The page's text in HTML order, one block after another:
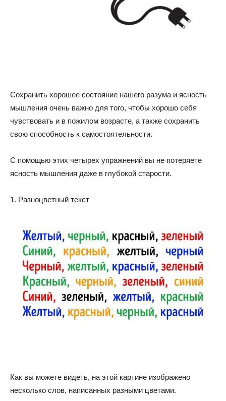
Сохранить хорошее состояние нашего разума и ясность
мышления очень важно для того, чтобы хорошо себя
чувствовать и в пожилом возрасте, а также сохранить
свою способность к самостоятельности.
С помощью этих четырех упражнений вы не потеряете
ясность мышления даже в глубокой старости.
1. Разноцветный текст
Как вы можете видеть, на этой картине изображено
несколько слов, написанных разными цветами.